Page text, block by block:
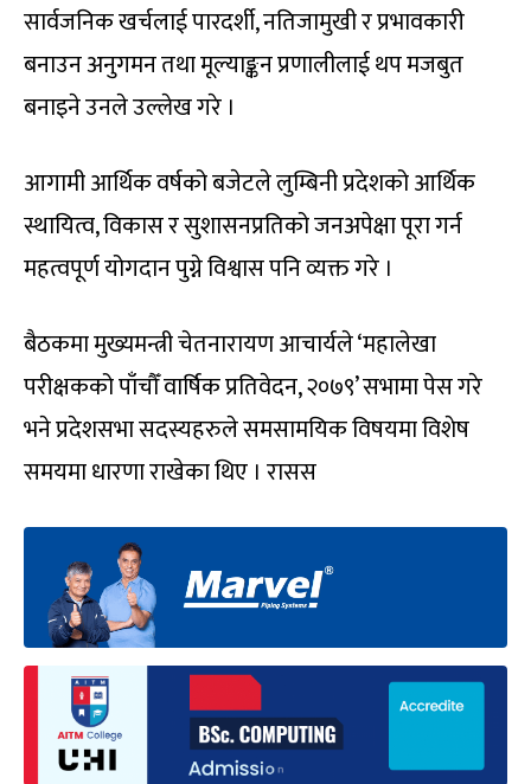
सार्वजनिक खर्चलाई पारदर्शी, नतिजामुखी र प्रभावकारी
बनाउन अनुगमन तथा मूल्याङ्कन प्रणालीलाई थप मजबुत
बनाइने उनले उल्लेख गरे ।
आगामी आर्थिक वर्षको बजेटले लुम्बिनी प्रदेशको आर्थिक
स्थायित्व, विकास र सुशासनप्रतिको जनअपेक्षा पूरा गर्न
महत्वपूर्ण योगदान पुग्ने विश्वास पनि व्यक्त गरे ।
बैठकमा मुख्यमन्त्री चेतनारायण आचार्यले ‘महालेखा
परीक्षकको पाँचौँ वार्षिक प्रतिवेदन, २०७९’ सभामा पेस गरे
भने प्रदेशसभा सदस्यहरुले समसामयिक विषयमा विशेष
समयमा धारणा राखेका थिए । रासस